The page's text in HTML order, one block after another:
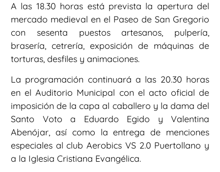
A las 18.30 horas está prevista la apertura del
mercado medieval en el Paseo de San Gregorio
con sesenta puestos artesanos, pulpería,
brasería, cetrería, exposición de máquinas de
torturas, desfiles y animaciones.
La programación continuará a las 20.30 horas
en el Auditorio Municipal con el acto oficial de
imposición de la capa al caballero y la dama del
Santo Voto a Eduardo Egido y Valentina
Abenójar, así como la entrega de menciones
especiales al club Aerobics VS 2.0 Puertollano y
a la Iglesia Cristiana Evangélica.